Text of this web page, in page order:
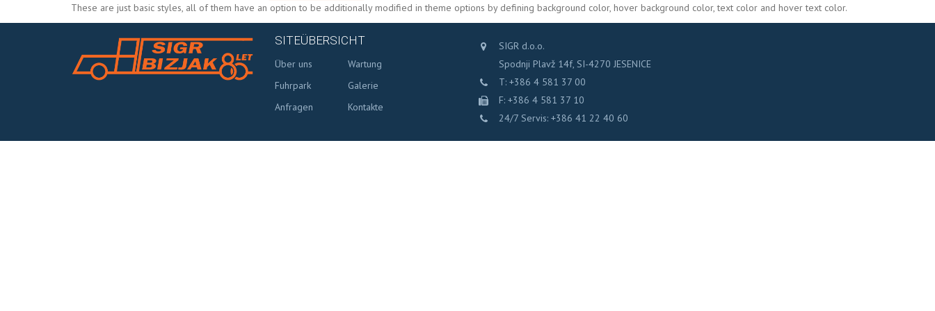
These are just basic styles, all of them have an option to be additionally modified in theme options by defining background color, hover background color, text color and hover text color.
SITEÜBERSICHT
Über uns
Wartung
Fuhrpark
Galerie
Anfragen
Kontakte
SIGR d.o.o.
Spodnji Plavž 14f, SI-4270 JESENICE
T: +386 4 581 37 00
F: +386 4 581 37 10
24/7 Servis: +386 41 22 40 60